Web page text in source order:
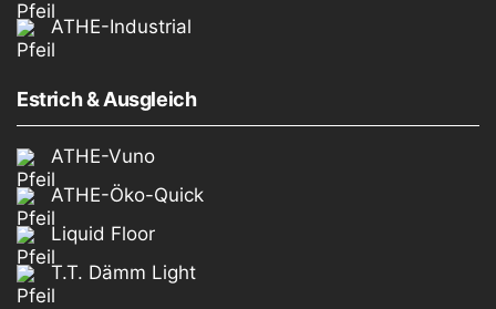
ATHE-Industrial
Estrich & Ausgleich
ATHE-Vuno
ATHE-Öko-Quick
Liquid Floor
T.T. Dämm Light